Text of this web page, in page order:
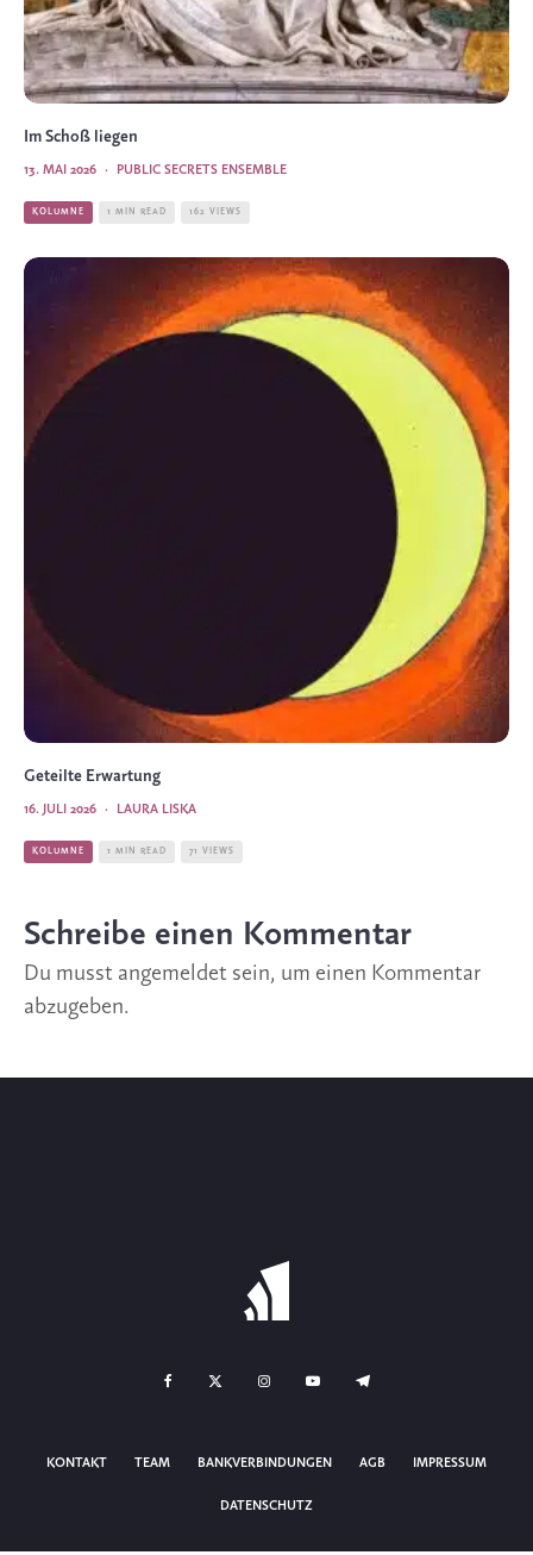
Im Schoß liegen
PUBLIC SECRETS ENSEMBLE
·
13. MAI 2026
KOLUMNE 1 MIN READ 162 VIEWS
Geteilte Erwartung
LAURA LISKA
·
16. JULI 2026
KOLUMNE 1 MIN READ 71 VIEWS
Schreibe einen Kommentar
Du musst angemeldet sein, um einen Kommentar
abzugeben.
KONTAKT TEAM BANKVERBINDUNGEN AGB IMPRESSUM
DATENSCHUTZ